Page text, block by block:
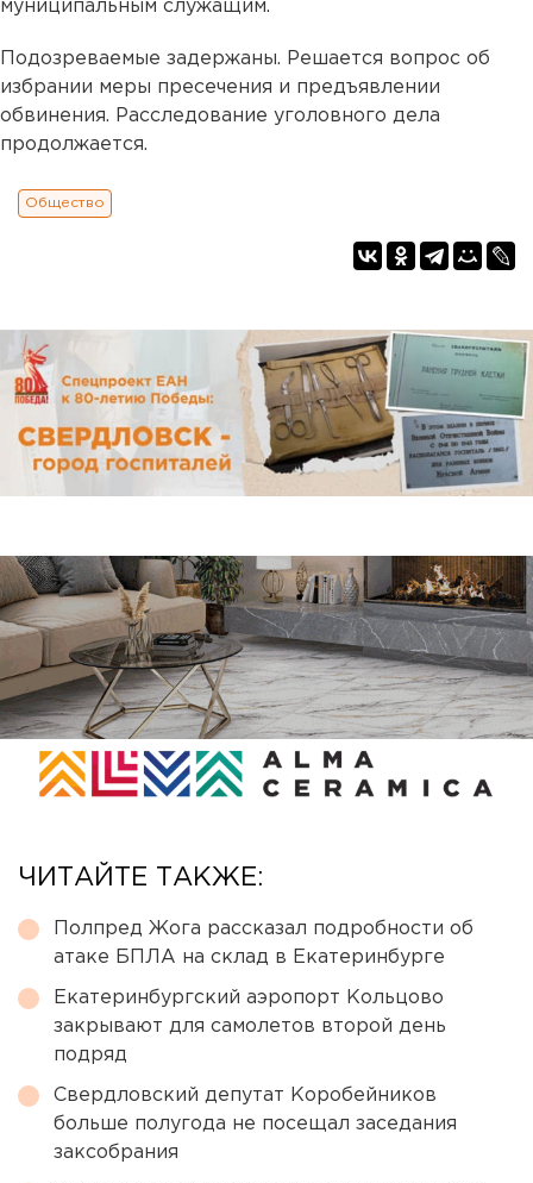
муниципальным служащим.
Подозреваемые задержаны. Решается вопрос об
избрании меры пресечения и предъявлении
обвинения. Расследование уголовного дела
продолжается.
Общество
ЧИТАЙТЕ ТАКЖЕ:
Полпред Жога рассказал подробности об
атаке БПЛА на склад в Екатеринбурге
Екатеринбургский аэропорт Кольцово
закрывают для самолетов второй день
подряд
Свердловский депутат Коробейников
больше полугода не посещал заседания
заксобрания